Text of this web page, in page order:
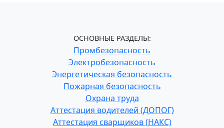
ОСНОВНЫЕ РАЗДЕЛЫ:
Промбезопасность
Электробезопасность
Энергетическая безопасность
Пожарная безопасность
Охрана труда
Аттестация водителей (ДОПОГ)
Аттестация сварщиков (НАКС)